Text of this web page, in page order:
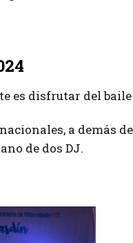
es disfrutar del
a demás
de dos DJ.